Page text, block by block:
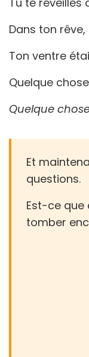
Dans ton
Ton ventre
Quelque
Quelque
Et
questions.
Est-ce que
tomber